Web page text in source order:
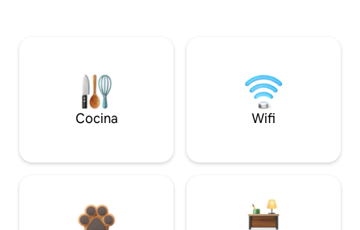
Cocina Wifi